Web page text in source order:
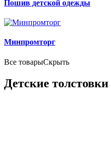
Пошив детской одежды
Минпромторг
Все товарыСкрыть
Детские